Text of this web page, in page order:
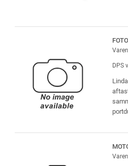
DPS